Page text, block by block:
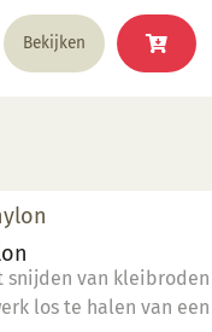
Elke pen wordt
de menuetpunt
Groot kunt u fijne
Bekijken
snijden van
los te halen van